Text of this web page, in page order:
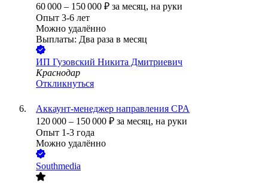
60 000 – 150 000 ₽ за месяц, на руки
Опыт 3-6 лет
Можно удалённо
Выплаты: Два раза в месяц
ИП Гузовский Никита Дмитриевич
Краснодар
Откликнуться
Аккаунт-менеджер направления CPA
120 000 – 150 000 ₽ за месяц, на руки
Опыт 1-3 года
Можно удалённо
Southmedia